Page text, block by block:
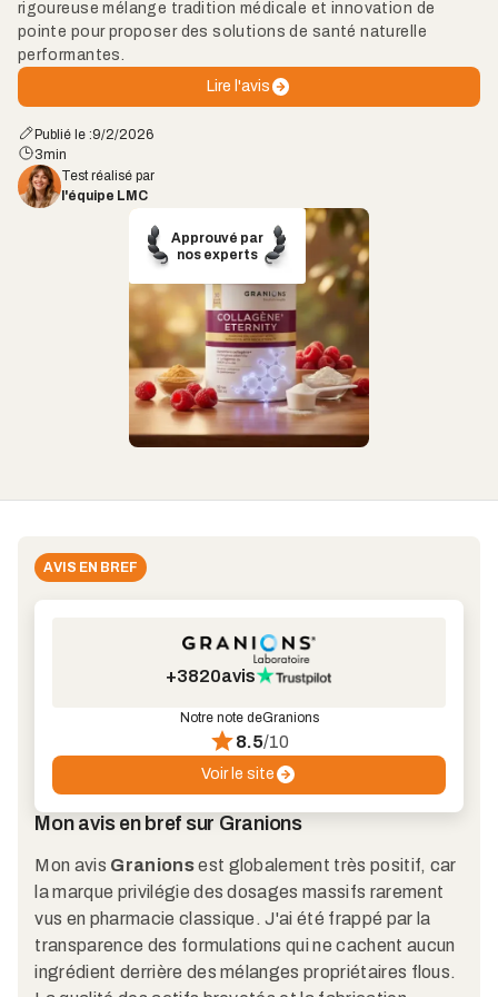
rigoureuse mélange tradition médicale et innovation de
pointe pour proposer des solutions de santé naturelle
performantes.
Lire l'avis
Publié le :9/2/2026
3min
Test réalisé par
l'équipe LMC
Approuvé par
nos experts
AVIS EN BREF
Mon avis en bref sur Granions
Mon avis Granionsest globalement très positif, car
la marque privilégie des dosages massifs rarement
vus en pharmacie classique. J'ai été frappé par la
transparence des formulations qui ne cachent aucun
ingrédient derrière des mélanges propriétaires flous.
+3820avis
Notre note deGranions
8.5/10
Voir le site